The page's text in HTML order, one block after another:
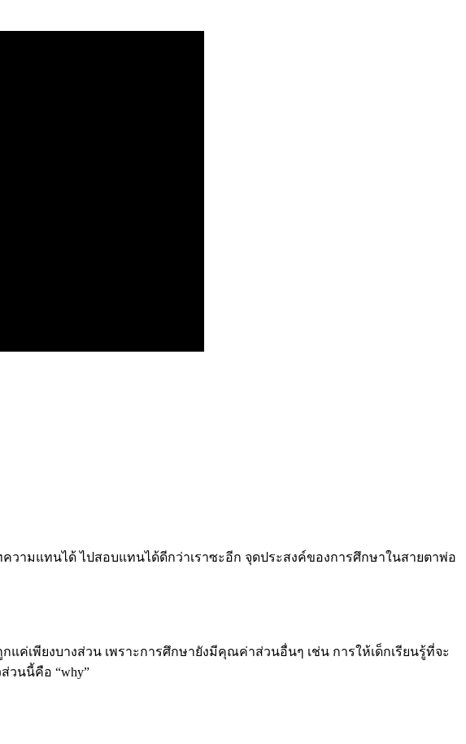
วามแทนได้ ไปสอบแทนได้ดีกว่าเราซะอีก จุดประสงค์ของการศึกษาในสายตาพ่อ
ถูกแค่เพียงบางส่วน เพราะการศึกษายังมีคุณค่าส่วนอื่นๆ เช่น การให้เด็กเรียนรู้ที่จะ
วนนี้คือ “why”